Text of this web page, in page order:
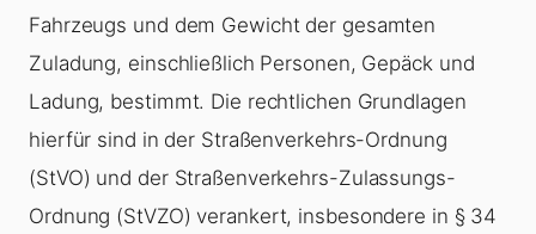
Fahrzeugs und dem Gewicht der gesamten
Zuladung, einschließlich Personen, Gepäck und
Ladung, bestimmt. Die rechtlichen Grundlagen
hierfür sind in der Straßenverkehrs-Ordnung
(StVO) und der Straßenverkehrs-Zulassungs-
Ordnung (StVZO) verankert, insbesondere in § 34